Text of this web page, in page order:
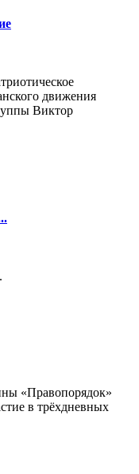
движения
Виктор
«Правопорядок»
в трёхдневных